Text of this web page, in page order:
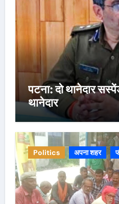
पटना: दो थानेदार
थानेदार
Politics अपना शहर